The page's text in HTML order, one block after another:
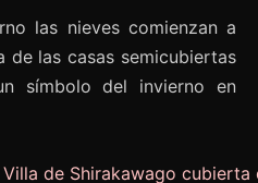
las nieves comienzan a
las casas semicubiertas
símbolo del invierno en